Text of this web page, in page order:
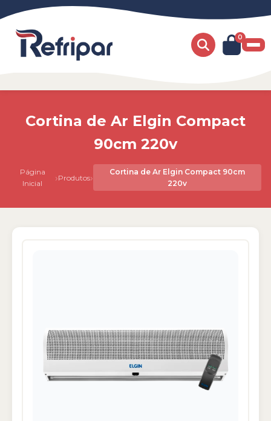
0
Cortina de Ar Elgin Compact
90cm 220v
Página
Inicial
›Produtos›
Cortina de Ar Elgin Compact 90cm
220v